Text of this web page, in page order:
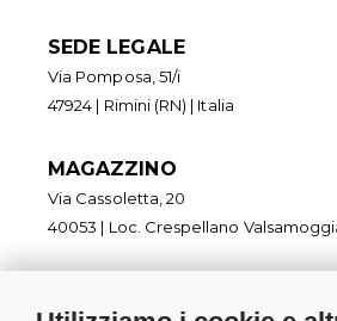
SEDE LEGALE
Via Pomposa, 51/i
47924 | Rimini (RN) | Italia
MAGAZZINO
Via Cassoletta, 20
40053 | Loc. Crespellano